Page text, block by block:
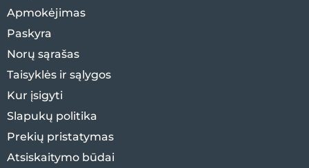
Apmokėjimas
Paskyra
Norų sąrašas
Taisyklės ir sąlygos
Kur įsigyti
Slapukų politika
Prekių pristatymas
Atsiskaitymo būdai